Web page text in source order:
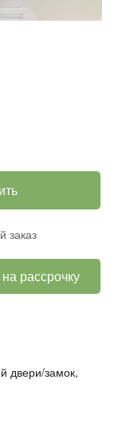
заказ
рассрочку
двери/замок,